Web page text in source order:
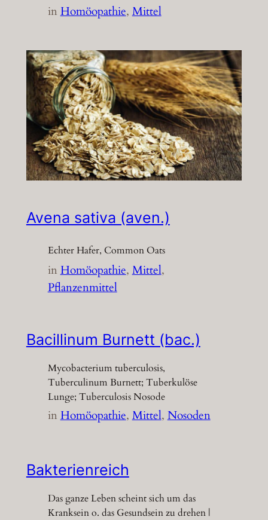
inHomöopathie, Mittel
Avena sativa (aven.)
Echter Hafer, Common Oats
inHomöopathie, Mittel
Pflanzenmittel
Bacillinum Burnett (bac.)
Mycobacterium tuberculosis,
Tuberculinum Burnett; Tuberkulöse
Lunge; Tuberculosis Nosode
inHomöopathie, Mittel, Nosoden
Bakterienreich
Das ganze Leben scheint sich um das
Kranksein o. das Gesundsein zu drehen |